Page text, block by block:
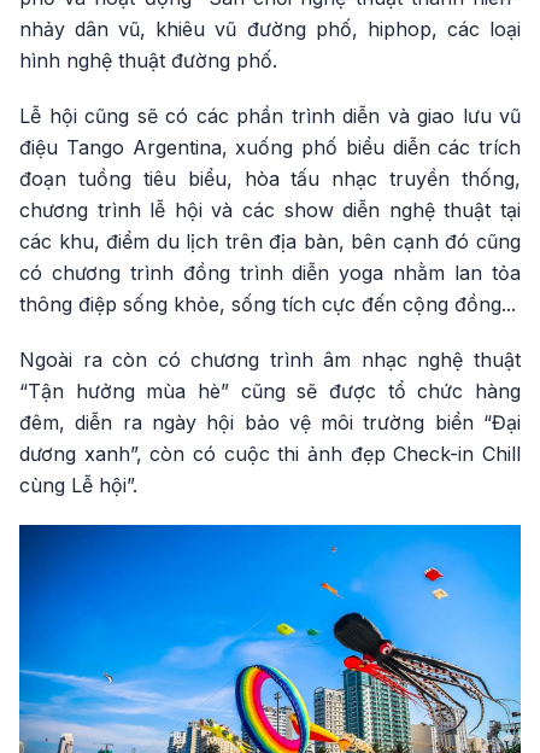
nhảy dân vũ, khiêu vũ đường phố, hiphop, các loại
hình nghệ thuật đường phố.
Lễ hội cũng sẽ có các phần trình diễn và giao lưu vũ
điệu Tango Argentina, xuống phố biểu diễn các trích
đoạn tuồng tiêu biểu, hòa tấu nhạc truyền thống,
chương trình lễ hội và các show diễn nghệ thuật tại
các khu, điểm du lịch trên địa bàn, bên cạnh đó cũng
có chương trình đồng trình diễn yoga nhằm lan tỏa
thông điệp sống khỏe, sống tích cực đến cộng đồng...
Ngoài ra còn có chương trình âm nhạc nghệ thuật
“Tận hưởng mùa hè” cũng sẽ được tổ chức hàng
đêm, diễn ra ngày hội bảo vệ môi trường biển “Đại
dương xanh”, còn có cuộc thi ảnh đẹp Check-in Chill
cùng Lễ hội”.